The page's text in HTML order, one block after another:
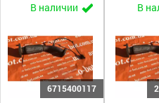
В наличии
6715400117
В